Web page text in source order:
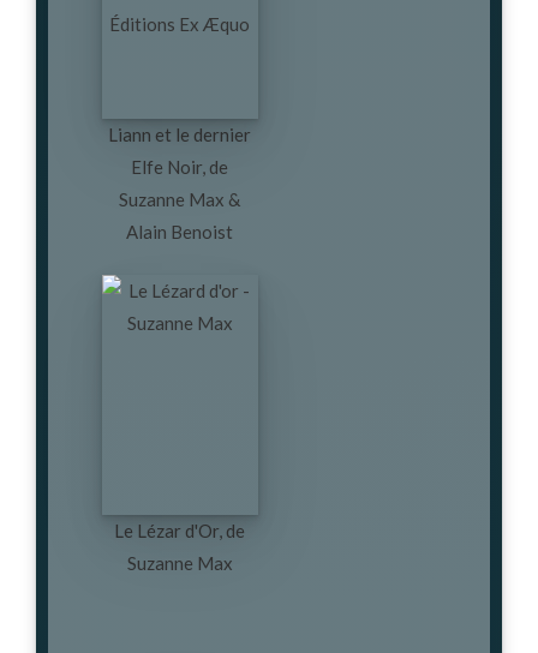
Liann et le dernier
Elfe Noir, de
Suzanne Max &
Alain Benoist
Le Lézar d'Or, de
Suzanne Max